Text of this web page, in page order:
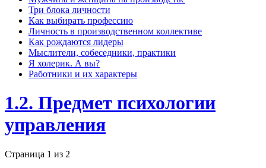
Три блока личности
Как выбирать профессию
Личность в производственном коллективе
Как рождаются лидеры
Мыслители, собеседники, практики
Я холерик. А вы?
Работники и их характеры
1.2. Предмет психологии
управления
Страница 1 из 2